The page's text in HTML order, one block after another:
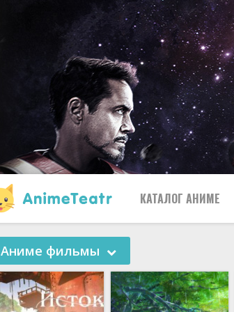
КАТАЛОГ АНИМЕ
2019
Аниме фильмы